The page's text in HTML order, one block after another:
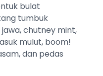
bulat
tumbuk
chutney mint,
mulut, boom!
dan pedas